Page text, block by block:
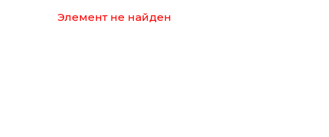
Элемент не найден